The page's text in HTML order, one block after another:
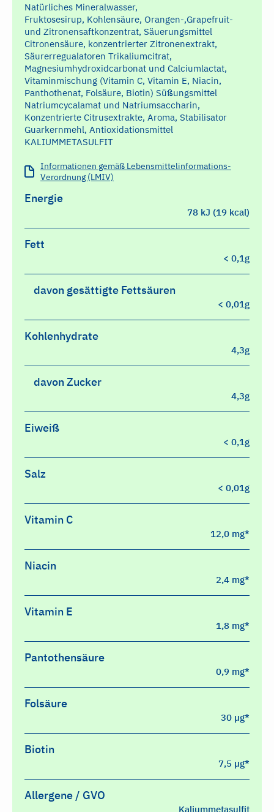
Natürliches Mineralwasser,
Fruktosesirup, Kohlensäure, Orangen-,Grapefruit-
und Zitronensaftkonzentrat, Säuerungsmittel
Citronensäure, konzentrierter Zitronenextrakt,
Säurerregualatoren Trikaliumcitrat,
Magnesiumhydroxidcarbonat und Calciumlactat,
Vitaminmischung (Vitamin C, Vitamin E, Niacin,
Panthothenat, Folsäure, Biotin) Süßungsmittel
Natriumcycalamat und Natriumsaccharin,
Konzentrierte Citrusextrakte, Aroma, Stabilisator
Guarkernmehl, Antioxidationsmittel
KALIUMMETASULFIT
Informationen gemäß Lebensmittelinformations-
Verordnung (LMIV)
Energie
78 kJ (19 kcal)
Fett
< 0,1g
davon gesättigte Fettsäuren
< 0,01g
Kohlenhydrate
4,3g
davon Zucker
4,3g
Eiweiß
< 0,1g
Salz
< 0,01g
Vitamin C
12,0 mg*
Niacin
2,4 mg*
Vitamin E
1,8 mg*
Pantothensäure
0,9 mg*
Folsäure
30 µg*
Biotin
7,5 µg*
Allergene / GVO
Kaliummetasulfit